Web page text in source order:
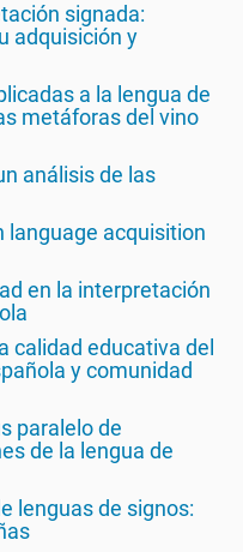
signada:
adquisición y
a la lengua de
metáforas del vino
análisis de las
language acquisition
en la interpretación
calidad educativa del
y comunidad
paralelo de
de la lengua de
lenguas de signos: